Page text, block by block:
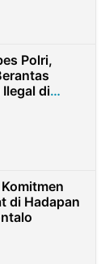
Polri,
di
di Hadapan